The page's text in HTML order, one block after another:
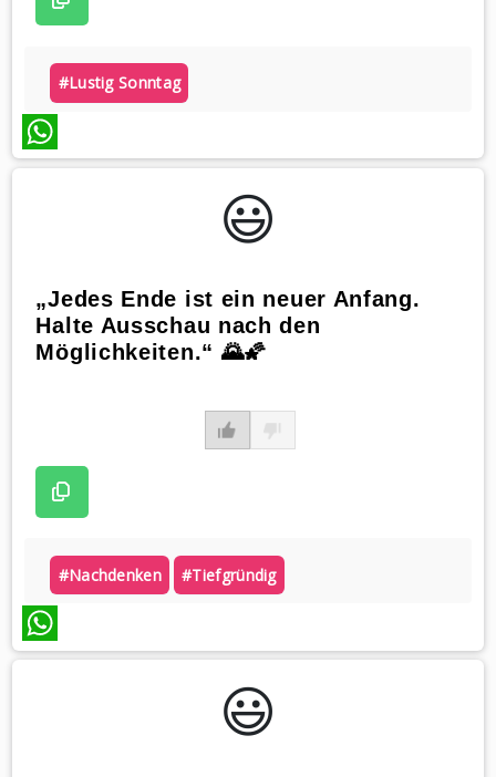
#lustig Sonntag
WhatsApp
😃️
„Jedes Ende ist ein neuer Anfang.
Halte Ausschau nach den
Möglichkeiten.“ 🌄🌠
#nachdenken #tiefgründig
WhatsApp
😃️